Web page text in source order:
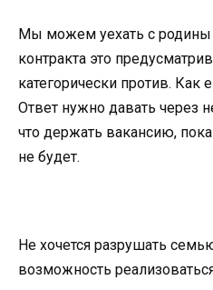
Мы можем уехать с родины
контракта это
категорически против. Как
Ответ нужно давать через
что держать вакансию,
не будет.
Не хочется разрушать
возможность